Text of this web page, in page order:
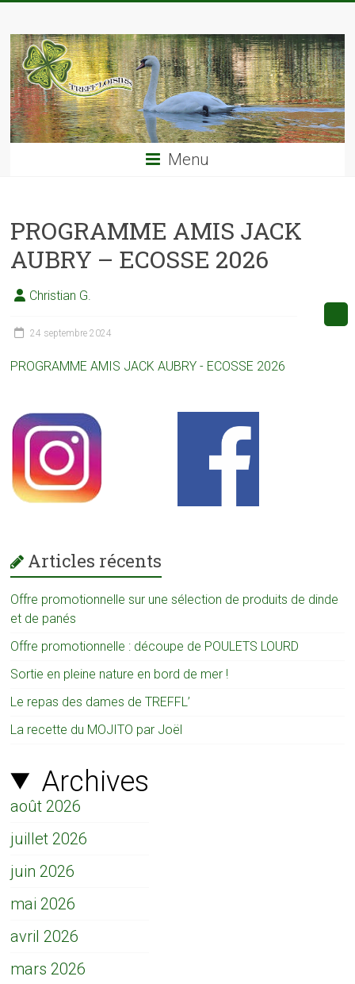
content
TREFF'LOISIRS
Menu
PROGRAMME AMIS JACK
AUBRY – ECOSSE 2026
Christian G.
24 septembre 2024
PROGRAMME AMIS JACK AUBRY - ECOSSE 2026
Articles récents
Offre promotionnelle sur une sélection de produits de dinde
et de panés
Offre promotionnelle : découpe de POULETS LOURD
Sortie en pleine nature en bord de mer !
Le repas des dames de TREFFL’
La recette du MOJITO par Joël
Archives
août 2026
juillet 2026
juin 2026
mai 2026
avril 2026
mars 2026